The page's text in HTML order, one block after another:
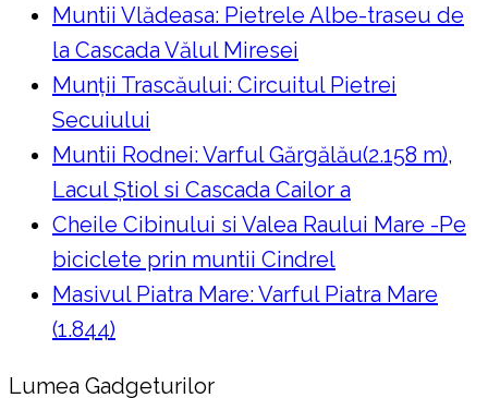
Muntii Vlădeasa: Pietrele Albe-traseu de
la Cascada Vălul Miresei
Munții Trascăului: Circuitul Pietrei
Secuiului
Muntii Rodnei: Varful Gărgălău(2.158 m),
Lacul Ştiol si Cascada Cailor a
Cheile Cibinului si Valea Raului Mare -Pe
biciclete prin muntii Cindrel
Masivul Piatra Mare: Varful Piatra Mare
(1.844)
Lumea Gadgeturilor